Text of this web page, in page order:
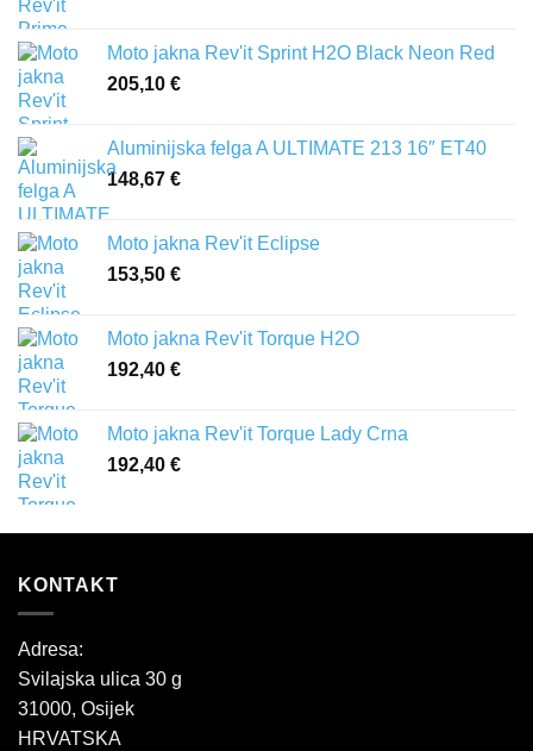
Moto jakna Rev'it Sprint H2O Black Neon Red
205,10 €
Aluminijska felga A ULTIMATE 213 16″ ET40
148,67 €
Moto jakna Rev'it Eclipse
153,50 €
Moto jakna Rev'it Torque H2O
192,40 €
Moto jakna Rev'it Torque Lady Crna
192,40 €
KONTAKT
Adresa:
Svilajska ulica 30 g
31000, Osijek
HRVATSKA